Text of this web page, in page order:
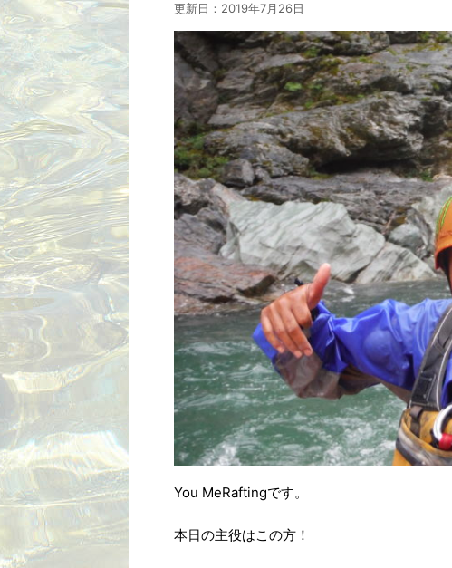
更新日： 2019年7月26日
You MeRaftingです。
本日の主役はこの方！